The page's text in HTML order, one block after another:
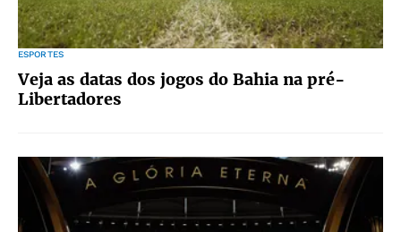
ESPORTES
Veja as datas dos jogos do Bahia na pré-
Libertadores